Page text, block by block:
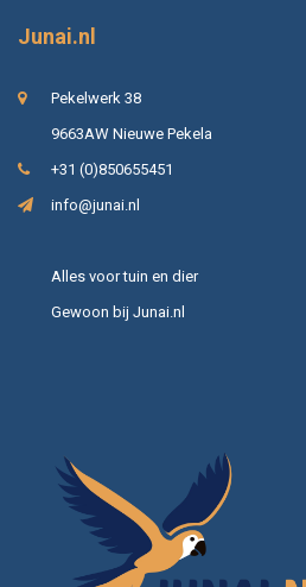
Junai.nl
Pekelwerk 38
9663AW Nieuwe Pekela
+31 (0)850655451
info@junai.nl
Alles voor tuin en dier
Gewoon bij Junai.nl